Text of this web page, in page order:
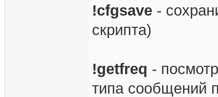
!cfgsave-
скрипта)
!getfreq -
типа сообщений